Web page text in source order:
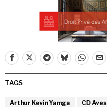
TAGS
Arthur Kevin Yamga CD Aves